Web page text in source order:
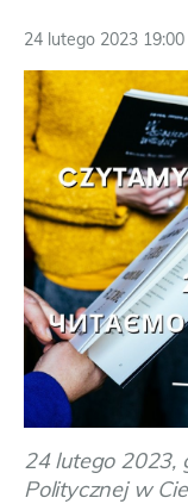
24 lutego 2023 19:00
24 lutego 2023,
Politycznej w